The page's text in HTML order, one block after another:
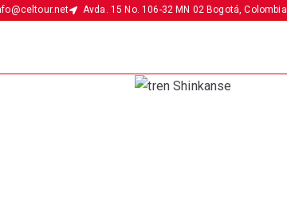
Avda. 15 No. 106-32 MN 02 Bogotá, Colombia